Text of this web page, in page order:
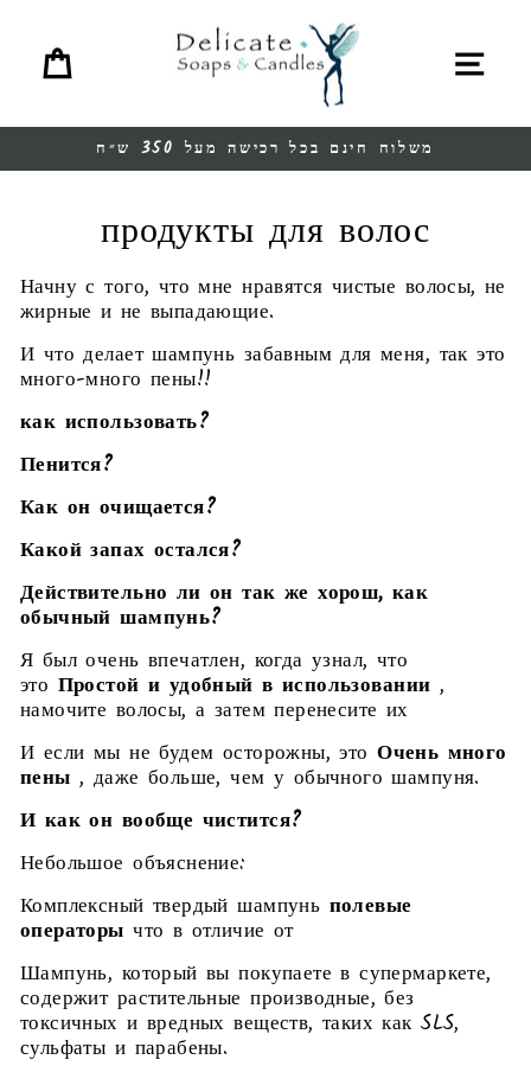
содержанию
Остановить
משלוח חינם בכל רכישה מעל 350 ש״ח
продукты для волос
Начну с того, что мне нравятся чистые волосы, не
жирные и не выпадающие.
И что делает шампунь забавным для меня, так это
много-много пены!!
как использовать?
Пенится?
Как он очищается?
Какой запах остался?
Действительно ли он так же хорош, как
обычный шампунь?
Я был очень впечатлен, когда узнал, что
это Простой и удобный в использовании ,
намочите волосы, а затем перенесите их
И если мы не будем осторожны, это Очень много
пены , даже больше, чем у обычного шампуня.
И как он вообще чистится?
Небольшое объяснение:
Комплексный твердый шампунь полевые
операторы что в отличие от
Шампунь, который вы покупаете в супермаркете,
содержит растительные производные, без
токсичных и вредных веществ, таких как SLS,
сульфаты и парабены.